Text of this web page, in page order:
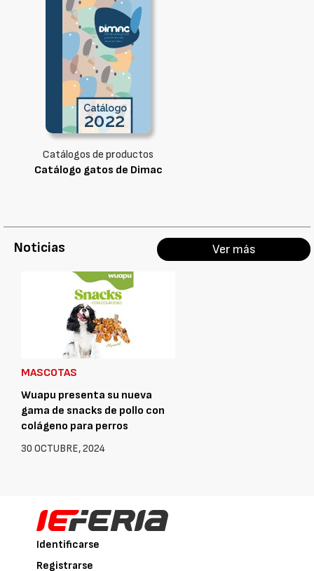
Catálogos de productos
Catálogo gatos de Dimac
Noticias Ver más
MASCOTAS
Wuapu presenta su nueva
gama de snacks de pollo con
colágeno para perros
30 OCTUBRE, 2024
Identificarse
Registrarse